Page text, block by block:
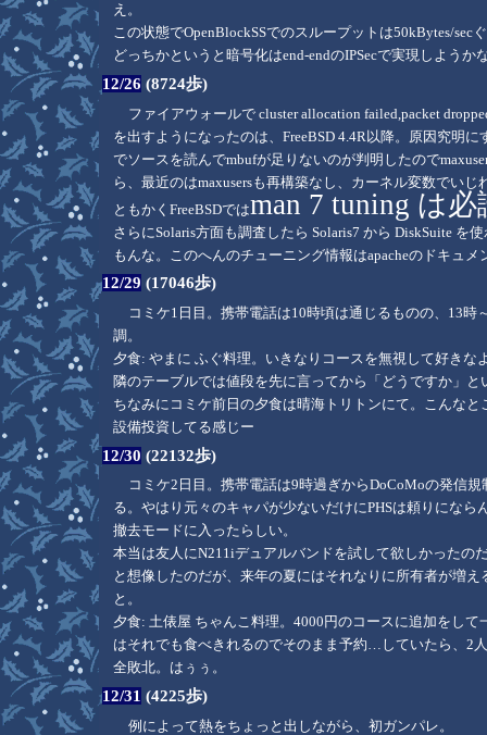
え。
この状態でOpenBlockSSでのスループットは50kBytes/sec
どっちかというと暗号化はend-endのIPSecで実現しよう
12/26 (8724歩)
ファイアウォールで cluster allocation failed,packet
を出すようになったのは、FreeBSD 4.4R以降。原因究明
でソースを読んでmbufが足りないのが判明したので
ら、最近のはmaxusersも再構築なし、カーネル変数でい
ともかくFreeBSDではman 7 tuning は必
さらにSolaris方面も調査したら Solaris7 から DiskSuite
もんな。このへんのチューニング情報はapacheのドキュメ
12/29 (17046歩)
コミケ1日目。携帯電話は10時頃は通じるものの、13時
調。
夕食: やまに ふぐ料理。いきなりコースを無視して好き
隣のテーブルでは値段を先に言ってから「どうですか」
ちなみにコミケ前日の夕食は晴海トリトンにて。こんな
設備投資してる感じー
12/30 (22132歩)
コミケ2日目。携帯電話は9時過ぎからDoCoMoの発信
る。やはり元々のキャパが少ないだけにPHSは頼りにな
撤去モードに入ったらしい。
本当は友人にN211iデュアルバンドを試して欲しかったの
と想像したのだが、来年の夏にはそれなりに所有者が増
と。
夕食: 土俵屋 ちゃんこ料理。4000円のコースに追加をし
はそれでも食べきれるのでそのまま予約…していたら、2
全敗北。はぅぅ。
12/31 (4225歩)
例によって熱をちょっと出しながら、初ガンパレ。